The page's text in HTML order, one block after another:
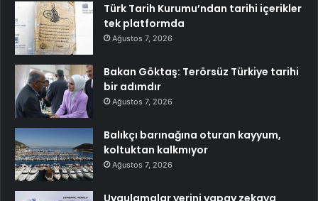
Türk Tarih Kurumu’ndan tarihi içerikler
tek platformda
Ağustos 7, 2026
Bakan Göktaş: Terörsüz Türkiye tarihi
bir adımdır
Ağustos 7, 2026
Balıkçı barınağına oturan kayyum,
koltuktan kalkmıyor
Ağustos 7, 2026
Uygulamalar yerini yapay zekaya